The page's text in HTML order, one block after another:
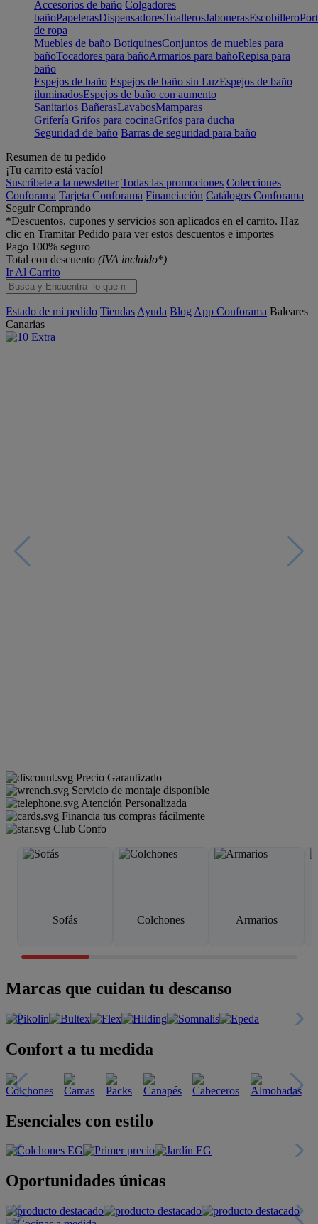
Accesorios de baño Colgadores
bañoPapelerasDispensadoresToallerosJabonerasEscobillero
de ropa
Muebles de baño BotiquinesConjuntos de muebles para
bañoTocadores para bañoArmarios para bañoRepisa para
baño
Espejos de baño Espejos de baño sin LuzEspejos de baño
iluminadosEspejos de baño con aumento
Sanitarios BañerasLavabosMamparas
Grifería Grifos para cocinaGrifos para ducha
Seguridad de baño Barras de seguridad para baño
Resumen de tu pedido
¡Tu carrito está vacío!
Suscríbete a la newsletter Todas las promociones Colecciones
Conforama Tarjeta Conforama Financiación Catálogos Conforama
Seguir Comprando
*Descuentos, cupones y servicios son aplicados en el carrito. Haz
clic en Tramitar Pedido para ver estos descuentos e importes
Pago 100% seguro
Total con descuento (IVA incluido*)
Ir Al Carrito
Estado de mi pedido Tiendas Ayuda Blog App Conforama Baleares
Canarias
Precio Garantizado
Servicio de montaje disponible
Atención Personalizada
Financia tus compras fácilmente
Club Confo
Sofás Colchones Armarios
Marcas que cuidan tu descanso
Confort a tu medida
Esenciales con estilo
Oportunidades únicas